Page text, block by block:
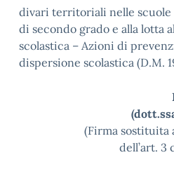
divari territoriali nelle scuole
di secondo grado e alla lotta
scolastica – Azioni di
dispersione scolastica (D.M.
(Firma sostituita
dell’art. 3